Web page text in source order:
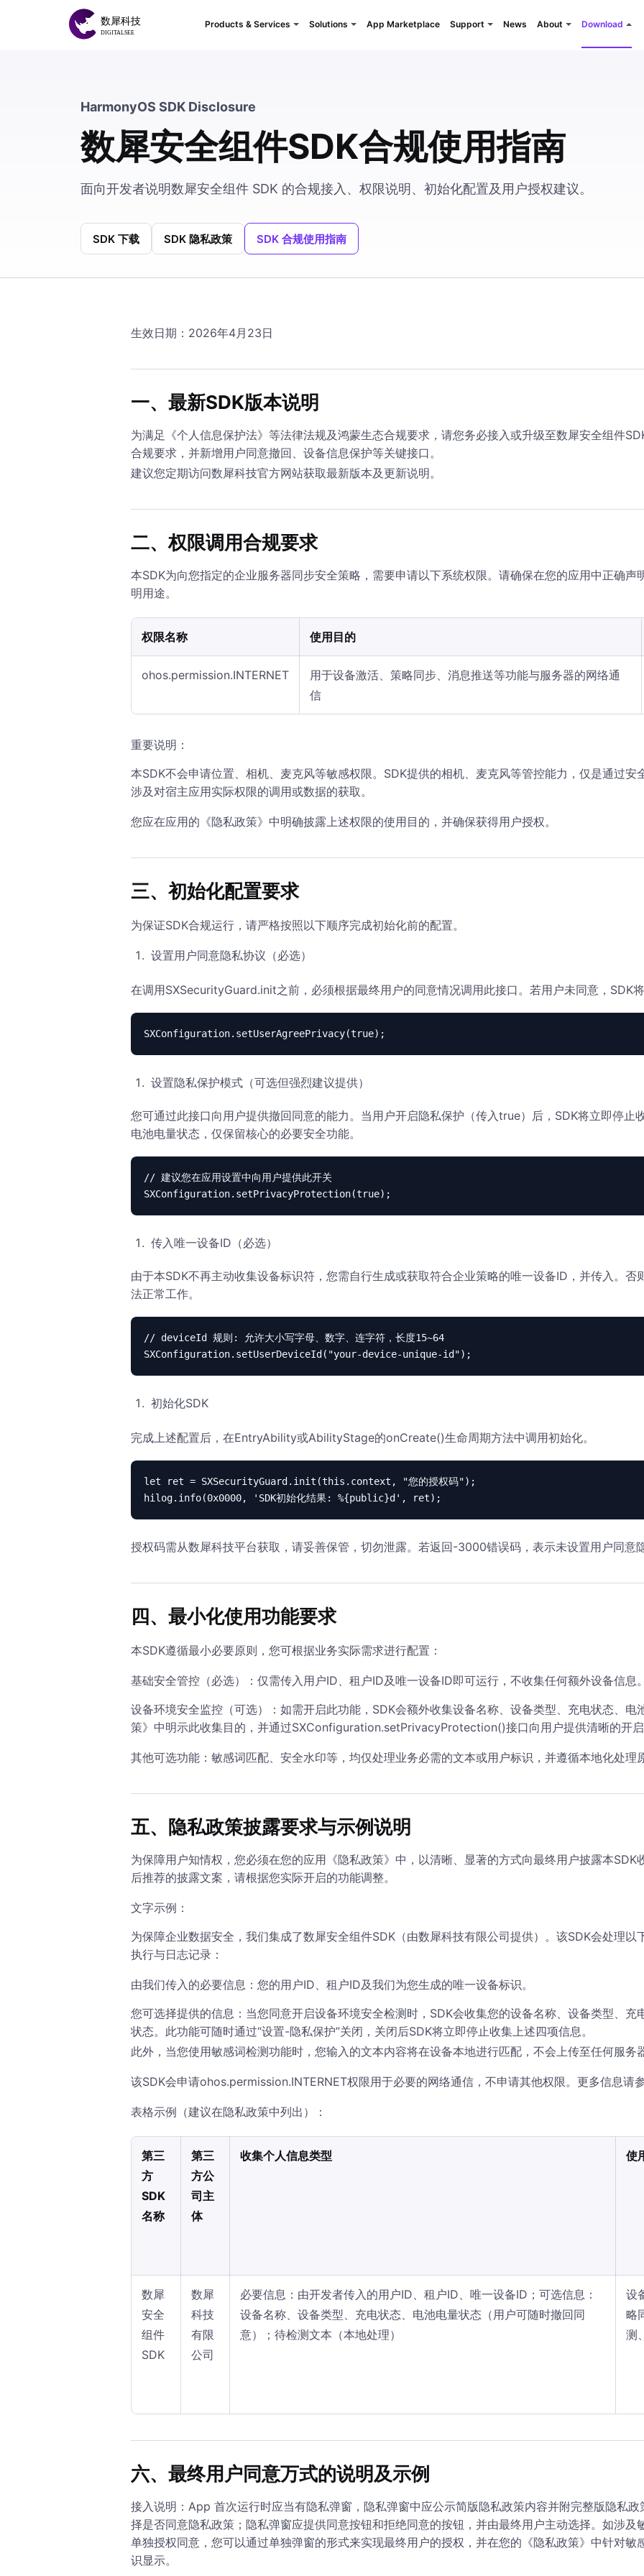
Products & Services Solutions App Marketplace Support News About Download
HarmonyOS SDK Disclosure
数犀安全组件SDK合规使用指南
面向开发者说明数犀安全组件 SDK 的合规接入、权限说明、初始化配置及用户授权建议。
SDK 下载 SDK 隐私政策 SDK 合规使用指南
生效日期：2026年4月23日
一、最新SDK版本说明
为满足《个人信息保护法》等法律法规及鸿蒙生态合规要求，请您务必接入或升级至数犀安全组件
合规要求，并新增用户同意撤回、设备信息保护等关键接口。
建议您定期访问数犀科技官方网站获取最新版本及更新说明。
二、权限调用合规要求
本SDK为向您指定的企业服务器同步安全策略，需要申请以下系统权限。请确保在您的应用中正确
明用途。
权限名称 使用目的
ohos.permission.INTERNET
用于设备激活、策略同步、消息推送等功能与服务器的网络通
信
重要说明：
本SDK不会申请位置、相机、麦克风等敏感权限。SDK提供的相机、麦克风等管控能力，仅是通过安
涉及对宿主应用实际权限的调用或数据的获取。
您应在应用的《隐私政策》中明确披露上述权限的使用目的，并确保获得用户授权。
三、初始化配置要求
为保证SDK合规运行，请严格按照以下顺序完成初始化前的配置。
设置用户同意隐私协议（必选）
在调用SXSecurityGuard.init之前，必须根据最终用户的同意情况调用此接口。若用户未同意，SDK将
SXConfiguration.setUserAgreePrivacy(true);
设置隐私保护模式（可选但强烈建议提供）
您可通过此接口向用户提供撤回同意的能力。当用户开启隐私保护（传入true）后，SDK将立即停止
电池电量状态，仅保留核心的必要安全功能。
// 建议您在应用设置中向用户提供此开关
SXConfiguration.setPrivacyProtection(true);
传入唯一设备ID（必选）
由于本SDK不再主动收集设备标识符，您需自行生成或获取符合企业策略的唯一设备ID，并传入。
法正常工作。
// deviceId 规则: 允许大小写字母、数字、连字符，长度15~64
SXConfiguration.setUserDeviceId("your-device-unique-id");
初始化SDK
完成上述配置后，在EntryAbility或AbilityStage的onCreate()生命周期方法中调用初始化。
let ret = SXSecurityGuard.init(this.context, "您的授权码");
hilog.info(0x0000, 'SDK初始化结果: %{public}d', ret);
授权码需从数犀科技平台获取，请妥善保管，切勿泄露。若返回-3000错误码，表示未设置用户同意隐
四、最小化使用功能要求
本SDK遵循最小必要原则，您可根据业务实际需求进行配置：
基础安全管控（必选）：仅需传入用户ID、租户ID及唯一设备ID即可运行，不收集任何额外设备信息。
设备环境安全监控（可选）：如需开启此功能，SDK会额外收集设备名称、设备类型、充电状态、电
策》中明示此收集目的，并通过SXConfiguration.setPrivacyProtection()接口向用户提供清晰的开启/
其他可选功能：敏感词匹配、安全水印等，均仅处理业务必需的文本或用户标识，并遵循本地化处理
五、隐私政策披露要求与示例说明
为保障用户知情权，您必须在您的应用《隐私政策》中，以清晰、显著的方式向最终用户披露本
后推荐的披露文案，请根据您实际开启的功能调整。
文字示例：
为保障企业数据安全，我们集成了数犀安全组件SDK（由数犀科技有限公司提供）。该SDK会处理以
执行与日志记录：
由我们传入的必要信息：您的用户ID、租户ID及我们为您生成的唯一设备标识。
您可选择提供的信息：当您同意开启设备环境安全检测时，SDK会收集您的设备名称、设备类型、充
状态。此功能可随时通过“设置-隐私保护”关闭，关闭后SDK将立即停止收集上述四项信息。
此外，当您使用敏感词检测功能时，您输入的文本内容将在设备本地进行匹配，不会上传至任何服务器
该SDK会申请ohos.permission.INTERNET权限用于必要的网络通信，不申请其他权限。更多信息请
表格示例（建议在隐私政策中列出）：
第三
方
SDK
名称
第三
方公
司主
体
收集个人信息类型 使
数犀
安全
组件
SDK
数犀
科技
有限
公司
必要信息：由开发者传入的用户ID、租户ID、唯一设备ID；可选信息：
设备名称、设备类型、充电状态、电池电量状态（用户可随时撤回同
意）；待检测文本（本地处理）
设
略
测
六、最终用户同意万式的说明及示例
接入说明：App 首次运行时应当有隐私弹窗，隐私弹窗中应公示简版隐私政策内容并附完整版隐私
择是否同意隐私政策；隐私弹窗应提供同意按钮和拒绝同意的按钮，并由最终用户主动选择。如涉及
单独授权同意，您可以通过单独弹窗的形式来实现最终用户的授权，并在您的《隐私政策》中针对敏
识显示。